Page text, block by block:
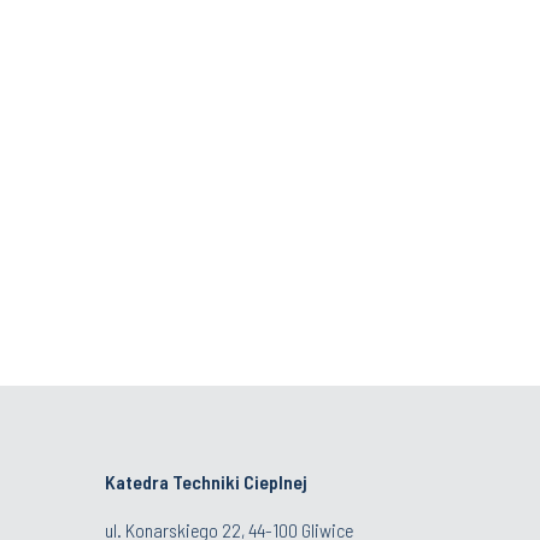
Katedra Techniki Cieplnej
ul. Konarskiego 22, 44-100 Gliwice